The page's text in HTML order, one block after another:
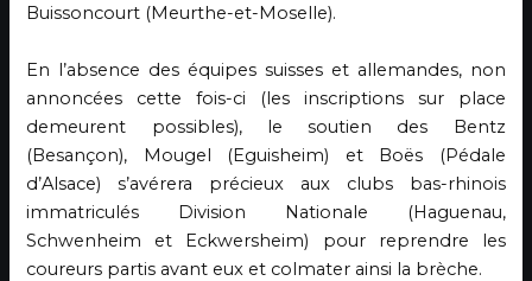
Buissoncourt (Meurthe-et-Moselle).
En l’absence des équipes suisses et allemandes, non
annoncées cette fois-ci (les inscriptions sur place
demeurent possibles), le soutien des Bentz
(Besançon), Mougel (Eguisheim) et Boës (Pédale
d’Alsace) s’avérera précieux aux clubs bas-rhinois
immatriculés Division Nationale (Haguenau,
Schwenheim et Eckwersheim) pour reprendre les
coureurs partis avant eux et colmater ainsi la brèche.